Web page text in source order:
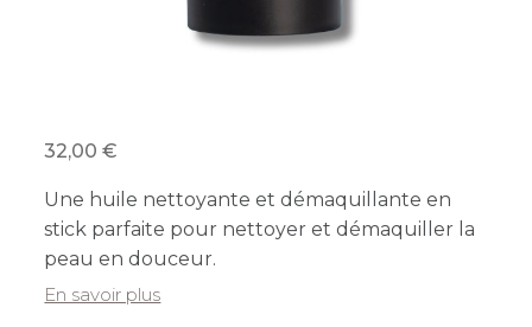
32,00
Une huile nettoyante et démaquillante en
stick parfaite pour nettoyer et démaquiller la
peau en douceur.
En savoir plus